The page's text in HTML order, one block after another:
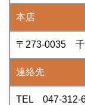
本店
〒273-0035 千
連絡先
TEL 047-312-